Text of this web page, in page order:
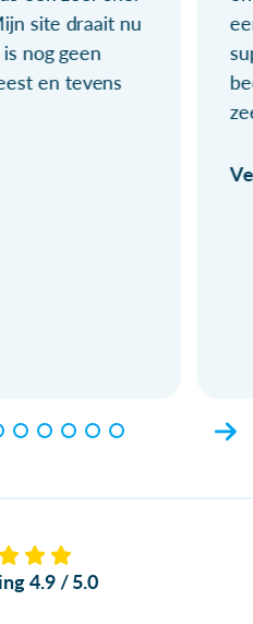
site draait nu
nog geen
en tevens
4.9 / 5.0